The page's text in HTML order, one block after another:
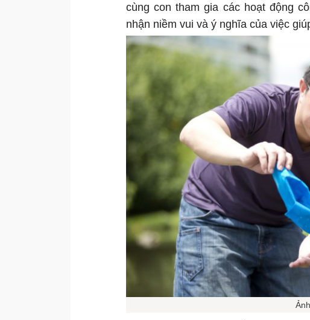
cùng con tham gia các hoạt động
nhận niềm vui và ý nghĩa của việc